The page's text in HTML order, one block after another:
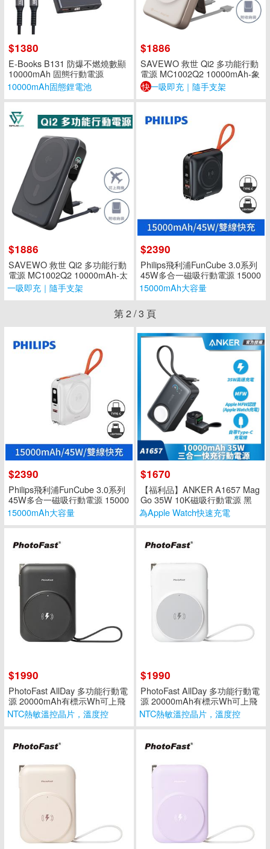
$1380
E-Books B131 防爆不燃燒數顯
10000mAh 固態行動電源
10000mAh固態鋰電池
$1886
SAVEWO 救世 Qi2 多功能行動
電源 MC1002Q2 10000mAh-象
牙金
快一吸即充｜隨手支架
$1886
SAVEWO 救世 Qi2 多功能行動
電源 MC1002Q2 10000mAh-太
空黑
一吸即充｜隨手支架
$2390
Philips飛利浦FunCube 3.0系列
45W多合一磁吸行動電源 15000
mAh DLP4351C-百搭黑
15000mAh大容量
第 2 /3 頁
$2390
Philips飛利浦FunCube 3.0系列
45W多合一磁吸行動電源 15000
mAh DLP4351C-完美白
15000mAh大容量
$1670
【福利品】ANKER A1657 Mag
Go 35W 10K磁吸行動電源 黑
為Apple Watch快速充電
$1990
PhotoFast AllDay 多功能行動電
源 20000mAh有標示Wh可上飛
機-黑色
NTC熱敏溫控晶片，溫度控
制，保護電路
$1990
PhotoFast AllDay 多功能行動電
源 20000mAh有標示Wh可上飛
機-白色
NTC熱敏溫控晶片，溫度控
制，保護電路